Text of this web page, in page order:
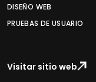
DISEÑO WEB
PRUEBAS DE USUARIO
Visitar sitio web